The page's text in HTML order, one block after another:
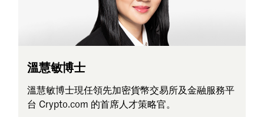
溫慧敏博士
溫慧敏博士現任領先加密貨幣交易所及金融服務平
台 Crypto.com 的首席人才策略官。